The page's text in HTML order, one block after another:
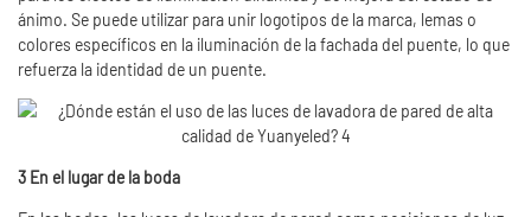
ánimo. Se puede utilizar para unir logotipos de la marca, lemas o
colores específicos en la iluminación de la fachada del puente, lo que
refuerza la identidad de un puente.
3 En el lugar de la boda